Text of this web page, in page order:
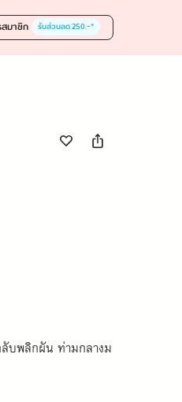
มาชิก รับส่วนลด 250.-*
กร้า ซื้อเลย
ลับพลิกผัน ท่ามกลางม